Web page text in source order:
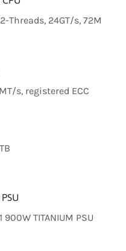
Threads, 24GT/s, 72M
s, registered ECC
TITANIUM PSU